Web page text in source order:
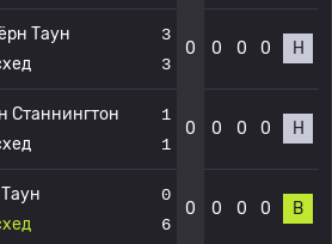
Таун
3
3
0 0 0 0 Н
Станнингтон
1
1
0 0 0 0 Н
0
6
0 0 0 0 В